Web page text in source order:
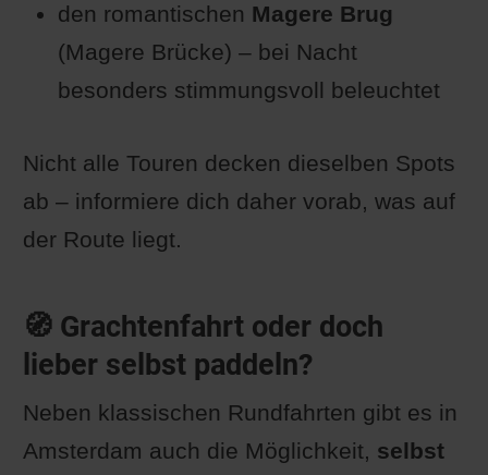
den romantischen Magere Brug
(Magere Brücke) – bei Nacht
besonders stimmungsvoll beleuchtet
Nicht alle Touren decken dieselben Spots
ab – informiere dich daher vorab, was auf
der Route liegt.
🧭 Grachtenfahrt oder doch
lieber selbst paddeln?
Neben klassischen Rundfahrten gibt es in
Amsterdam auch die Möglichkeit, selbst